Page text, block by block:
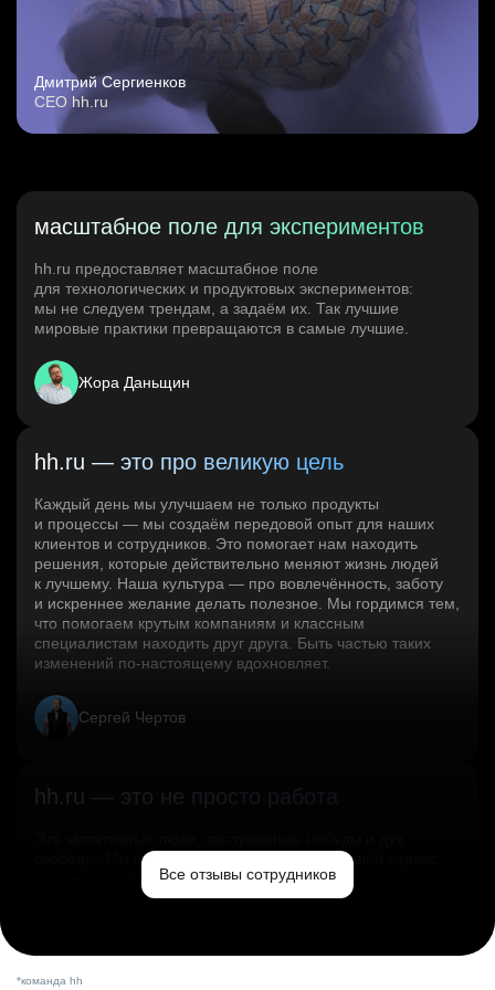
Дмитрий Сергиенков
CEO hh.ru
масштабное поле для экспериментов
hh.ru предоставляет масштабное поле
для технологических и продуктовых экспериментов:
мы не следуем трендам, а задаём их. Так лучшие
мировые практики превращаются в самые лучшие.
Жора Даньщин
hh.ru — это про великую цель
Каждый день мы улучшаем не только продукты
и процессы — мы создаём передовой опыт для наших
клиентов и сотрудников. Это помогает нам находить
решения, которые действительно меняют жизнь людей
к лучшему. Наша культура — про вовлечённость, заботу
и искреннее желание делать полезное. Мы гордимся тем,
что помогаем крутым компаниям и классным
специалистам находить друг друга. Быть частью таких
изменений по‑настоящему вдохновляет.
Сергей Чертов
hh.ru — это не просто работа
свободы. Мы помогаем миру и создаём лучший сервис
по поиску работы в стране.Все отзывы сотрудников
*команда hh